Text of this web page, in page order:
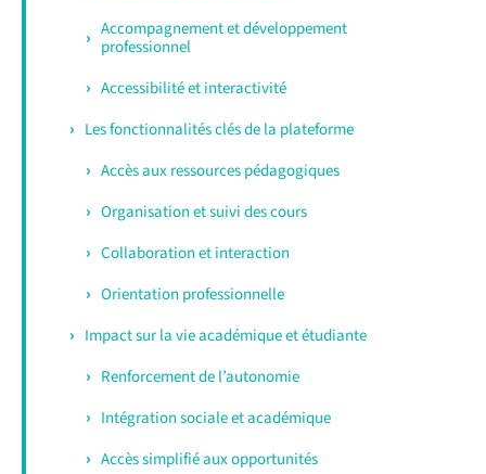
Accompagnement et développement
professionnel
Accessibilité et interactivité
Les fonctionnalités clés de la plateforme
Accès aux ressources pédagogiques
Organisation et suivi des cours
Collaboration et interaction
Orientation professionnelle
Impact sur la vie académique et étudiante
Renforcement de l’autonomie
Intégration sociale et académique
Accès simplifié aux opportunités